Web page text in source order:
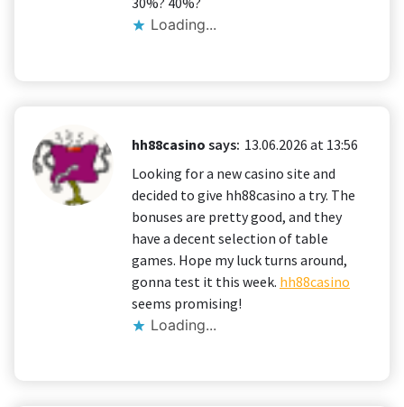
Loading...
hh88casino says: 13.06.2026 at 13:56
Looking for a new casino site and
decided to give hh88casino a try. The
bonuses are pretty good, and they
have a decent selection of table
games. Hope my luck turns around,
gonna test it this week. hh88casino
seems promising!
Loading...